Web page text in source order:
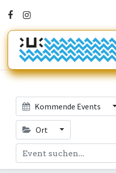
Kommende Events
Ort